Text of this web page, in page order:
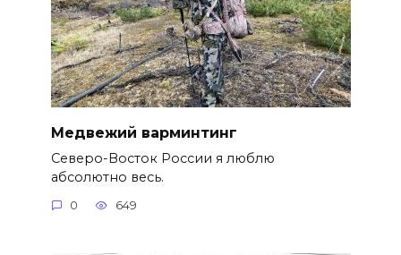
Медвежий варминтинг
Северо-Восток России я люблю
абсолютно весь.
0 649